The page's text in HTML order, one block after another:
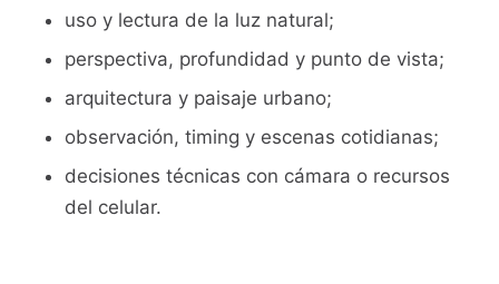
uso y lectura de la luz natural;
perspectiva, profundidad y punto de vista;
arquitectura y paisaje urbano;
observación, timing y escenas cotidianas;
decisiones técnicas con cámara o recursos
del celular.